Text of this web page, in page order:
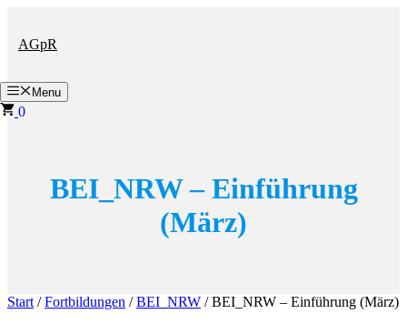
springen
AGpR
Menu
0
BEI_NRW – Einführung
(März)
Start/Fortbildungen /BEI_NRW / BEI_NRW – Einführung (März)